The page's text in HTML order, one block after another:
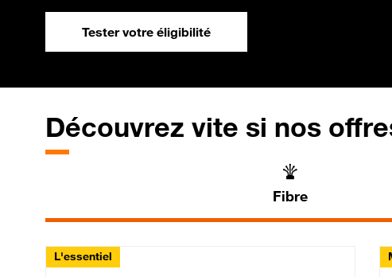
Tester votre éligibilité
Découvrez vite si nos
Fibre
L'essentiel